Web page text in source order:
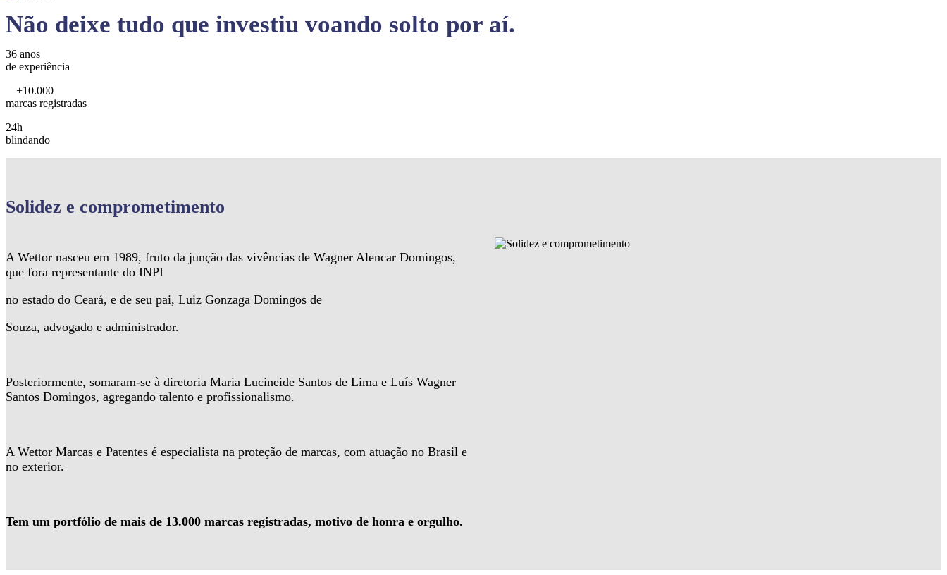
Não deixe tudo que investiu voando solto por aí.
36 anos
de experiência
+10.000
marcas registradas
24h
blindando
Solidez e comprometimento
A Wettor nasceu em 1989, fruto da junção das vivências de Wagner Alencar Domingos,
que fora representante do INPI
no estado do Ceará, e de seu pai, Luiz Gonzaga Domingos de
Souza, advogado e administrador.
Posteriormente, somaram-se à diretoria Maria Lucineide Santos de Lima e Luís Wagner
Santos Domingos, agregando talento e profissionalismo.
A Wettor Marcas e Patentes é especialista na proteção de marcas, com atuação no Brasil e
no exterior.
Tem um portfólio de mais de 13.000 marcas registradas, motivo de honra e orgulho.